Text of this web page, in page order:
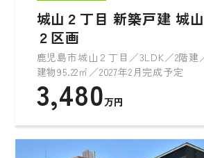
城山２丁目 新築戸建 城
２区画
鹿児島市城山２丁目／3LDK／2階建
建物95.22㎡／2027年2月完成予定
3,480万円